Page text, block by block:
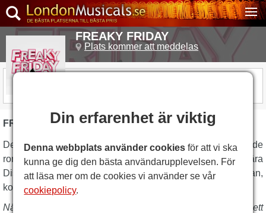
FREAKY FRIDAY
Plats kommer att meddelas
FREAKY FRIDAY BESKRIVNING
Den nya musikalen,Freaky Friday, baserad på den älskade
romanen från 1972 avMary Rodgersoch de populära
Disney-filmerna, som har fångat generationers hjärtan,
kommer till London!
När en överansträngd mamma och hennes tonårsdotter på ett
Din erfarenhet är viktig
Denna webbplats använder cookies för att vi ska
kunna ge dig den bästa användarupplevelsen. För
att läsa mer om de cookies vi använder se vår
cookiepolicy.